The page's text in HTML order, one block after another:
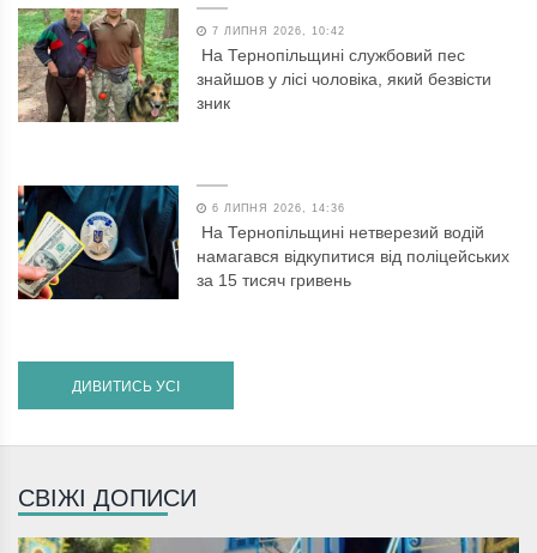
7 ЛИПНЯ 2026, 10:42
На Тернопільщині службовий пес
знайшов у лісі чоловіка, який безвісти
зник
6 ЛИПНЯ 2026, 14:36
На Тернопільщині нетверезий водій
намагався відкупитися від поліцейських
за 15 тисяч гривень
ДИВИТИСЬ УСІ
СВІЖІ ДОПИСИ